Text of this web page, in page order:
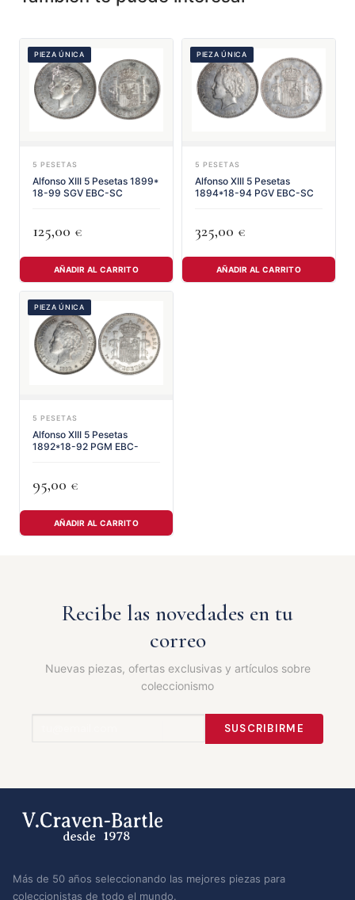
PIEZA ÚNICA
5 PESETAS
Alfonso XIII 5 Pesetas 1899*
18-99 SGV EBC-SC
125,00 €
AÑADIR AL CARRITO
PIEZA ÚNICA
5 PESETAS
Alfonso XIII 5 Pesetas
1894*18-94 PGV EBC-SC
325,00 €
AÑADIR AL CARRITO
PIEZA ÚNICA
5 PESETAS
Alfonso XIII 5 Pesetas
1892*18-92 PGM EBC-
95,00 €
AÑADIR AL CARRITO
Recibe las novedades en tu
correo
Nuevas piezas, ofertas exclusivas y artículos sobre
coleccionismo
SUSCRIBIRME
Más de 50 años seleccionando las mejores piezas para
coleccionistas de todo el mundo.